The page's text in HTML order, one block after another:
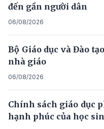
đến gần người dân
06/08/2026
Bộ Giáo dục và Đào
nhà giáo
06/08/2026
Chính sách giáo dục
hạnh phúc của học